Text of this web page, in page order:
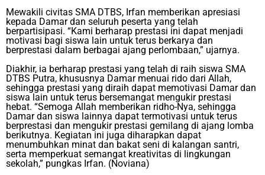
Mewakili civitas SMA DTBS, Irfan memberikan apresiasi
kepada Damar dan seluruh peserta yang telah
berpartisipasi. “Kami berharap prestasi ini dapat menjadi
motivasi bagi siswa lain untuk terus berkarya dan
berprestasi dalam berbagai ajang perlombaan,” ujarnya.
Diakhir, ia berharap prestasi yang telah di raih siswa SMA
DTBS Putra, khususnya Damar menuai rido dari Allah,
sehingga prestasi yang diraih dapat memotivasi Damar dan
siswa lain untuk terus bersemangat mengukir prestasi
hebat. “Semoga Allah memberikan ridho-Nya, sehingga
Damar dan siswa lainnya dapat termotivasi untuk terus
berprestasi dan mengukir prestasi gemilang di ajang lomba
berikutnya. Kegiatan ini juga diharapkan dapat
menumbuhkan minat dan bakat seni di kalangan santri,
serta memperkuat semangat kreativitas di lingkungan
sekolah,” pungkas Irfan. (Noviana)